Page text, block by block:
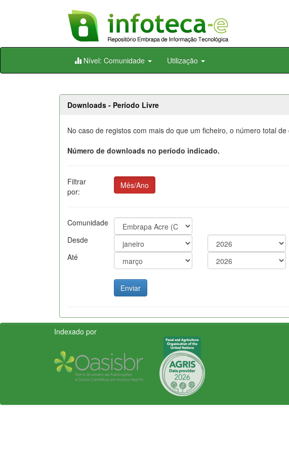
Skip
Nível: Comunidade Utilização
Downloads - Período Livre
No caso de registos com mais do que um ficheiro, o número total
Número de downloads no período indicado.
Filtrar
por:
Mês/Ano
Comunidade
Desde
Até
Indexado por